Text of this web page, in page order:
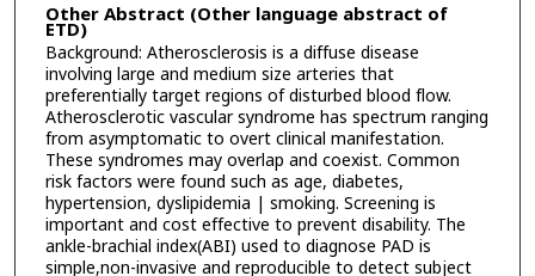
Other Abstract (Other language abstract of
ETD)
Background: Atherosclerosis is a diffuse disease
involving large and medium size arteries that
preferentially target regions of disturbed blood flow.
Atherosclerotic vascular syndrome has spectrum ranging
from asymptomatic to overt clinical manifestation.
These syndromes may overlap and coexist. Common
risk factors were found such as age, diabetes,
hypertension, dyslipidemia | smoking. Screening is
important and cost effective to prevent disability. The
ankle-brachial index(ABI) used to diagnose PAD is
simple,non-invasive and reproducible to detect subject